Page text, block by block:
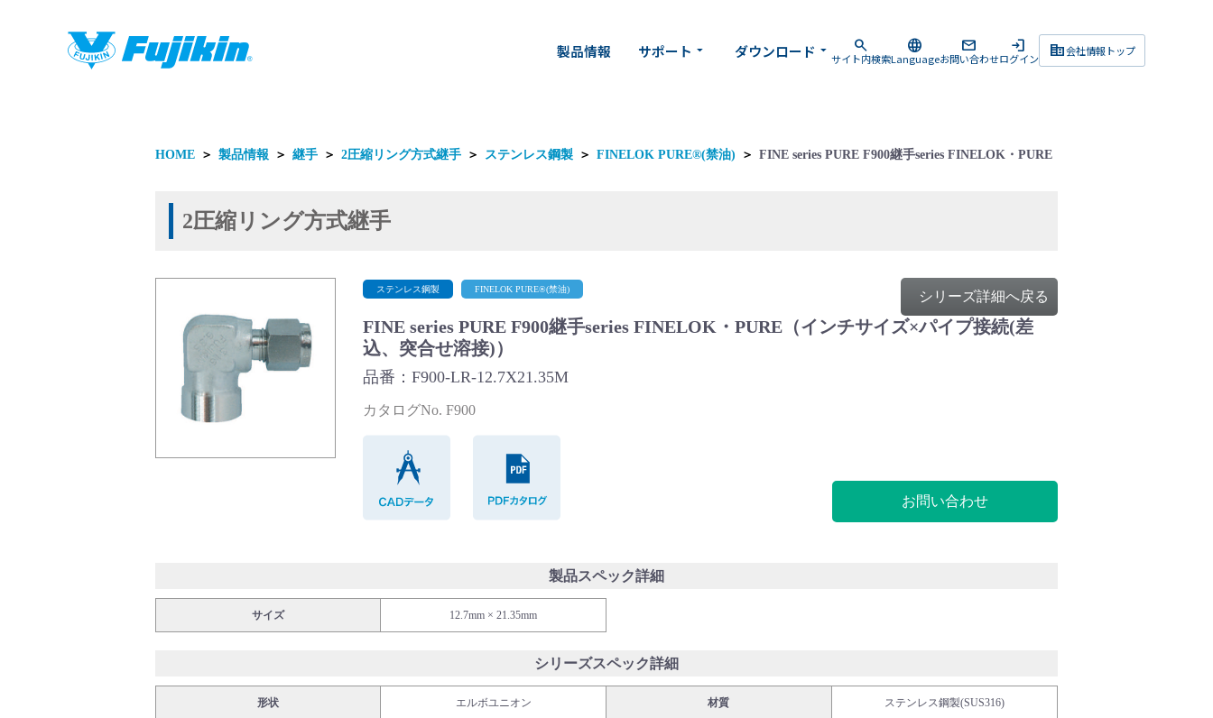
corporate_fare会社情報トップ
search
サイト内検索
language
Language
mail
お問い合わせ
login
ログイン
製品情報 サポート arrow_drop_down ダウンロード arrow_drop_down
製品情報
バルブ・継手・システムを探す
ダウンロード
製品情報
HOME ＞ 製品情報 ＞ 継手 ＞ 2圧縮リング方式継手 ＞ ステンレス鋼製 ＞ FINELOK PURE®(禁油) ＞ FINE series PURE F900継手series FINELOK・PURE
2圧縮リング方式継手
シリーズ詳細へ戻る
ステンレス鋼製 FINELOK PURE®(禁油)
FINE series PURE F900継手series FINELOK・PURE（インチサイズ×パイプ接続(差
込、突合せ溶接)）
品番：F900-LR-12.7X21.35M
カタログNo. F900
お問い合わせ
製品スペック詳細
サイズ 12.7mm × 21.35mm
シリーズスペック詳細
形状 エルボユニオン 材質 ステンレス鋼製(SUS316)